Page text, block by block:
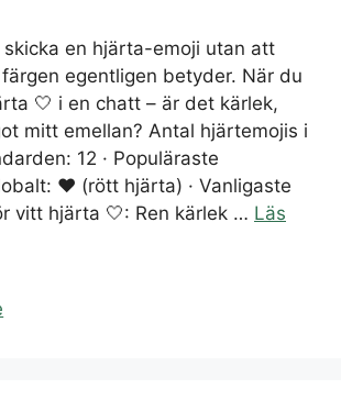
en hjärta-emoji utan att
egentligen betyder. När du
🤍 i en chatt – är det kärlek,
mitt emellan? Antal hjärtemojis i
12 · Populäraste
❤️ (rött hjärta) · Vanligaste
vitt hjärta 🤍: Ren kärlek … Läs